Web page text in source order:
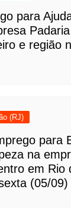
para
e região
(RJ)
para
na
em Rio
(05/09)